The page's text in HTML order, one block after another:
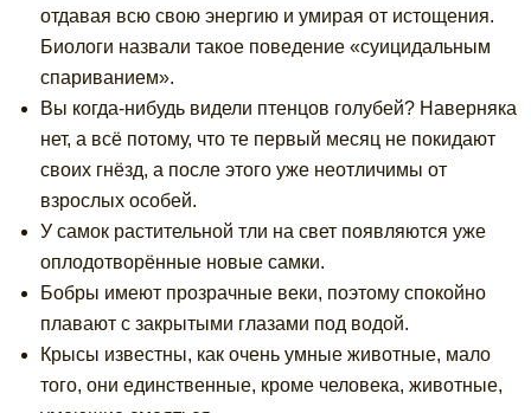
отдавая всю свою энергию и умирая от истощения.
Биологи назвали такое поведение «суицидальным
спариванием».
Вы когда-нибудь видели птенцов голубей? Наверняка
нет, а всё потому, что те первый месяц не покидают
своих гнёзд, а после этого уже неотличимы от
взрослых особей.
У самок растительной тли на свет появляются уже
оплодотворённые новые самки.
Бобры имеют прозрачные веки, поэтому спокойно
плавают с закрытыми глазами под водой.
Крысы известны, как очень умные животные, мало
того, они единственные, кроме человека, животные,